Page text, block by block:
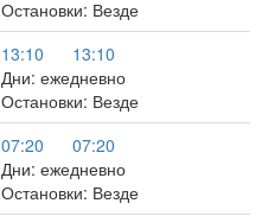
Остановки: Везде
13:10
13:10
Дни: ежедневно
Остановки: Везде
07:20
07:20
Дни: ежедневно
Остановки: Везде